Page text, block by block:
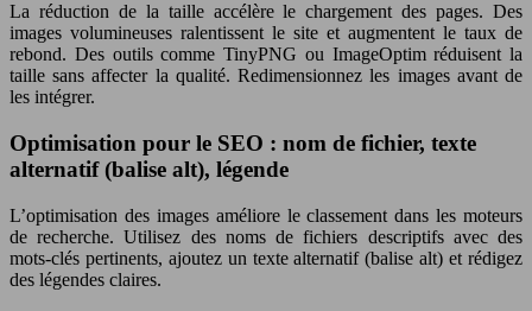
La réduction de la taille accélère le chargement des pages. Des
images volumineuses ralentissent le site et augmentent le taux de
rebond. Des outils comme TinyPNG ou ImageOptim réduisent la
taille sans affecter la qualité. Redimensionnez les images avant de
les intégrer.
Optimisation pour le SEO : nom de fichier, texte
alternatif (balise alt), légende
L’optimisation des images améliore le classement dans les moteurs
de recherche. Utilisez des noms de fichiers descriptifs avec des
mots-clés pertinents, ajoutez un texte alternatif (balise alt) et rédigez
des légendes claires.